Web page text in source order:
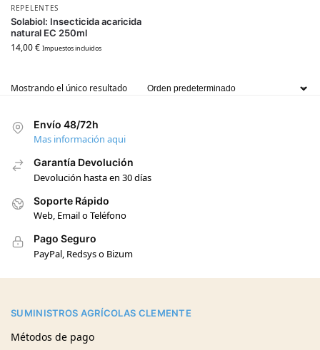
REPELENTES
Solabiol: Insecticida acaricida
natural EC 250ml
14,00€ Impuestos incluidos
Mostrando el único resultado
Envío 48/72h
Mas información aqui
Garantía Devolución
Devolución hasta en 30 días
Soporte Rápido
Web, Email o Teléfono
Pago Seguro
PayPal, Redsys o Bizum
SUMINISTROS AGRÍCOLAS CLEMENTE
Métodos de pago